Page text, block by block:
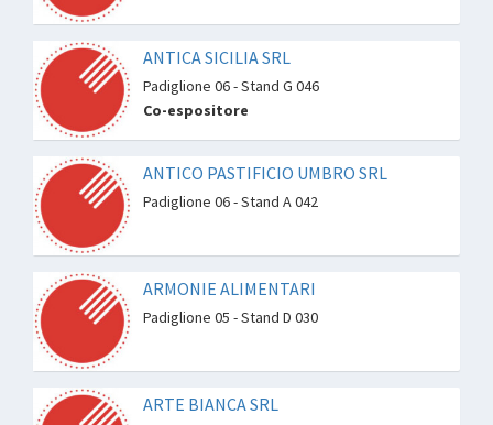
ANTICA SICILIA SRL
Padiglione 06 - Stand G 046
Co-espositore
ANTICO PASTIFICIO UMBRO SRL
Padiglione 06 - Stand A 042
ARMONIE ALIMENTARI
Padiglione 05 - Stand D 030
ARTE BIANCA SRL